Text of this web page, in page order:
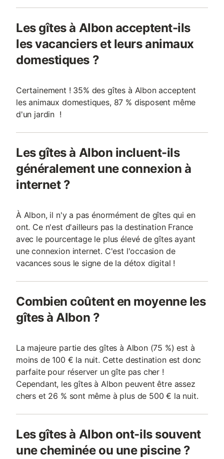
Les gîtes à Albon acceptent-ils
les vacanciers et leurs animaux
domestiques ?
Certainement ! 35% des gîtes à Albon acceptent
les animaux domestiques, 87 % disposent même
d'un jardin !
Les gîtes à Albon incluent-ils
généralement une connexion à
internet ?
À Albon, il n'y a pas énormément de gîtes qui en
ont. Ce n'est d'ailleurs pas la destination France
avec le pourcentage le plus élevé de gîtes ayant
une connexion internet. C'est l'occasion de
vacances sous le signe de la détox digital !
Combien coûtent en moyenne les
gîtes à Albon ?
La majeure partie des gîtes à Albon (75 %) est à
moins de 100 € la nuit. Cette destination est donc
parfaite pour réserver un gîte pas cher !
Cependant, les gîtes à Albon peuvent être assez
chers et 26 % sont même à plus de 500 € la nuit.
Les gîtes à Albon ont-ils souvent
une cheminée ou une piscine ?